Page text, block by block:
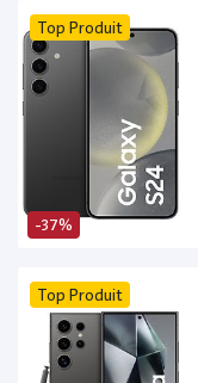
-37%
Top Produit
Top Produit